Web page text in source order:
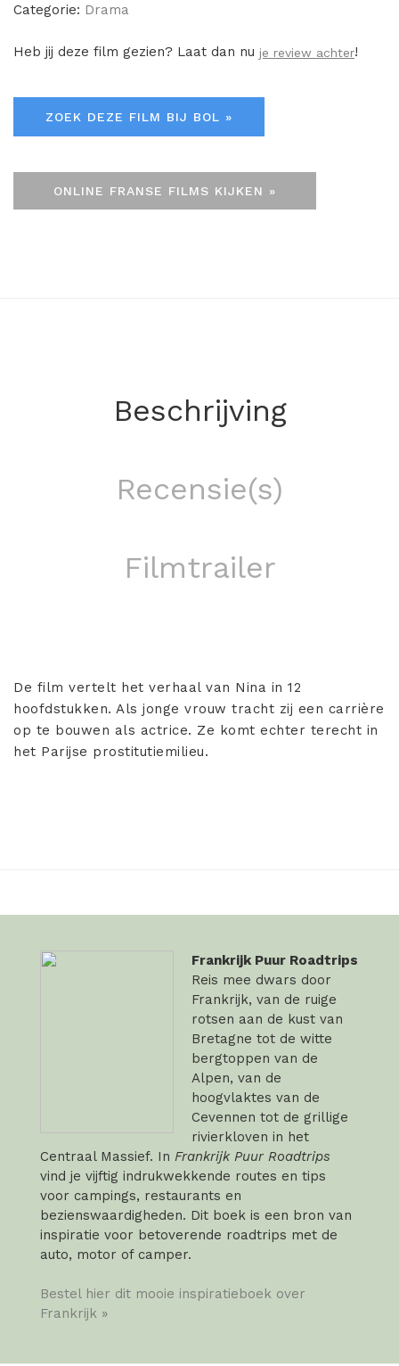
Categorie: Drama
Heb jij deze film gezien? Laat dan nu je review achter!
ZOEK DEZE FILM BIJ BOL »
ONLINE FRANSE FILMS KIJKEN »
Beschrijving
Recensie(s)
Filmtrailer
De film vertelt het verhaal van Nina in 12
hoofdstukken. Als jonge vrouw tracht zij een carrière
op te bouwen als actrice. Ze komt echter terecht in
het Parijse prostitutiemilieu.
Frankrijk Puur Roadtrips
Reis mee dwars door
Frankrijk, van de ruige
rotsen aan de kust van
Bretagne tot de witte
bergtoppen van de
Alpen, van de
hoogvlaktes van de
Cevennen tot de grillige
rivierkloven in het
Centraal Massief. In Frankrijk Puur Roadtrips
vind je vijftig indrukwekkende routes en tips
voor campings, restaurants en
bezienswaardigheden. Dit boek is een bron van
inspiratie voor betoverende roadtrips met de
auto, motor of camper.
Bestel hier dit mooie inspiratieboek over
Frankrijk »